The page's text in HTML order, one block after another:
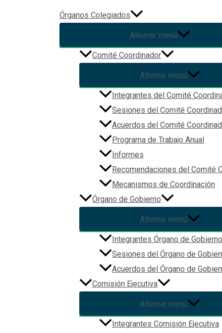
Órganos Colegiados
Alternar menú
Comité Coordinador
Alternar menú
Integrantes del Comité
Sesiones del Comité
Acuerdos del Comité
Programa de Trabajo Anual
Informes
Recomendaciones del Comité
Mecanismos de Coordinación
Órgano de Gobierno
Alternar menú
Integrantes Órgano de Gobierno
Sesiones del Órgano de
Acuerdos del Órgano de
Comisión Ejecutiva
Alternar menú
Integrantes Comisión Ejecutiva
Outcomes of the expert